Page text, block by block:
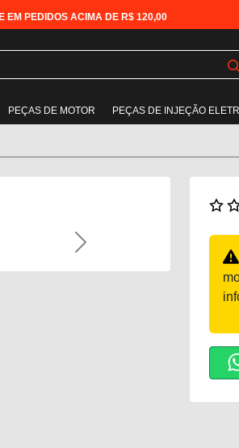
EM PEDIDOS ACIMA DE R$ 120,00
PEÇAS DE MOTOR PEÇAS DE INJEÇÃO
Next